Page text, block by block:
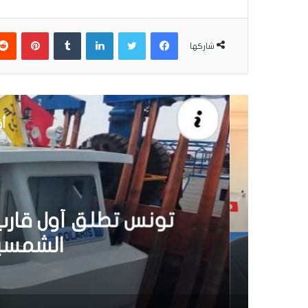
شاركها
فيسبوكتويتر لينكدإن
تونس تطلق أول قارب